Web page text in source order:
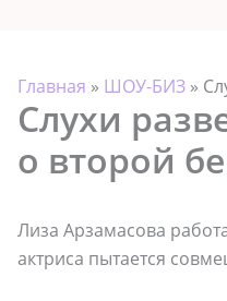
Главная » ШОУ-БИЗ »
Слухи
о второй
Лиза Арзамасова
актриса пытается